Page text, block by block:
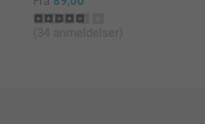
(34 anmeldelser)